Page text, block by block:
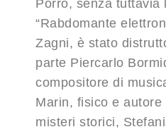
Porro, senza tuttavia
“Rabdomante
Zagni, è stato
parte Piercarlo
compositore di
Marin, fisico e
misteri storici,